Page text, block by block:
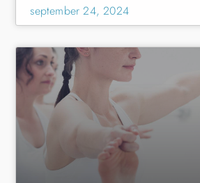
september 24, 2024